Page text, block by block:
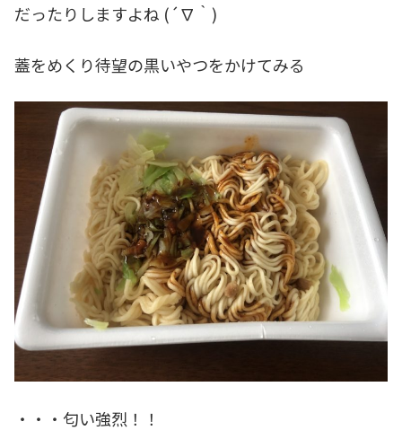
だったりしますよね (´∇｀)
蓋をめくり待望の黒いやつをかけてみる
・・・匂い強烈！！